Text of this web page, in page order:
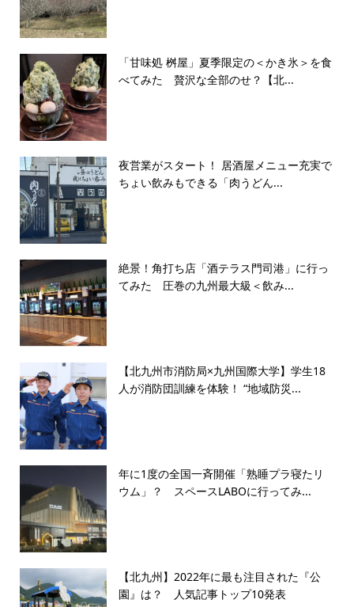
「甘味処 桝屋」夏季限定の＜かき氷＞を食
べてみた 贅沢な全部のせ？【北...
夜営業がスタート！ 居酒屋メニュー充実で
ちょい飲みもできる「肉うどん...
絶景！角打ち店「酒テラス門司港」に行っ
てみた 圧巻の九州最大級＜飲み...
【北九州市消防局×九州国際大学】学生18
人が消防団訓練を体験！ “地域防災...
年に1度の全国一斉開催「熟睡プラ寝たリ
ウム」？ スペースLABOに行ってみ...
【北九州】2022年に最も注目された『公
園』は？ 人気記事トップ10発表